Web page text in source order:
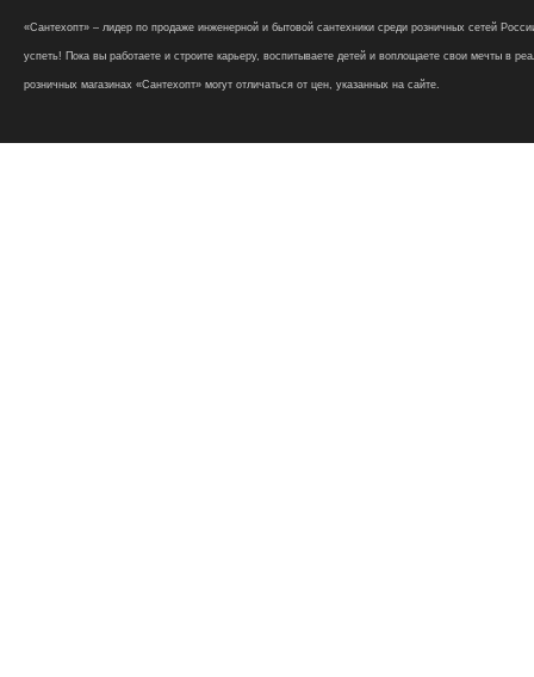
«Сантехопт» – лидер по продаже инженерной и бытовой сантехники среди розничных сетей
успеть! Пока вы работаете и строите карьеру, воспитываете детей и воплощаете свои мечты в
розничных магазинах «Сантехопт» могут отличаться от цен, указанных на сайте.